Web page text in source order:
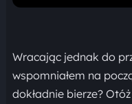
Wracając jednak do
wspomniałem na
dokładnie bierze?